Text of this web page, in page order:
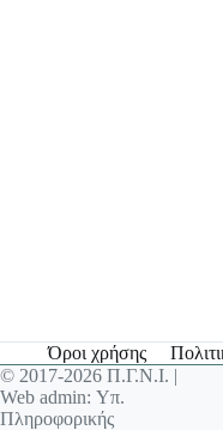
Όροι χρήσης
© 2017-2026 Π.Γ.Ν.Ι. |
Web admin: Υπ.
Πληροφορικής